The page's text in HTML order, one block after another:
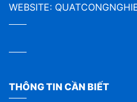
WEBSITE:
THÔNG TIN CẦN BIẾT